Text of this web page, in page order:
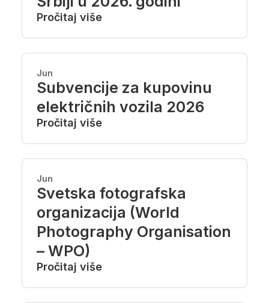
Pročitaj više
Jun
Subvencije za kupovinu
električnih vozila 2026
Pročitaj više
Jun
Svetska fotografska
organizacija (World
Photography Organisation
– WPO)
Pročitaj više